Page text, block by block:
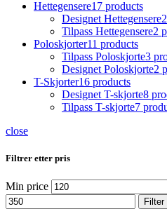
Hettegensere17 products
Designet Hettegensere
Tilpass Hettegensere2
Poloskjorter11 products
Tilpass Poloskjorte3
Designet Poloskjorte2
T-Skjorter16 products
Designet T-skjorte8
Tilpass T-skjorte7
close
Filtrer etter pris
Min price
Filter